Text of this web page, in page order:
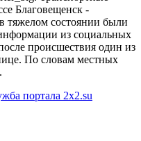
Благовещенск -
тяжелом состоянии были
из социальных
происшествия один из
По словам местных
портала 2x2.su